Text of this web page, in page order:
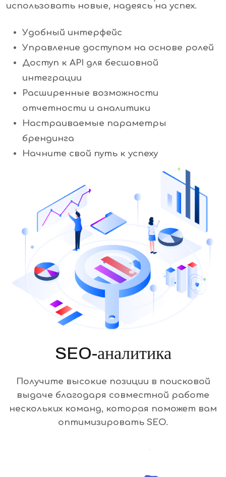
использовать новые, надеясь на успех.
Удобный интерфейс
Управление доступом на основе ролей
Доступ к API для бесшовной
интеграции
Расширенные возможности
отчетности и аналитики
Настраиваемые параметры
брендинга
Начните свой путь к успеху
SEO-аналитика
Получите высокие позиции в поисковой
выдаче благодаря совместной работе
нескольких команд, которая поможет вам
оптимизировать SEO.